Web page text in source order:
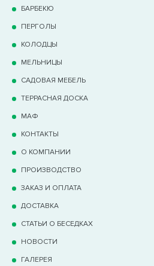
БАРБЕКЮ
ПЕРГОЛЫ
КОЛОДЦЫ
МЕЛЬНИЦЫ
САДОВАЯ МЕБЕЛЬ
ТЕРРАCНАЯ ДОСКА
МАФ
КОНТАКТЫ
О КОМПАНИИ
ПРОИЗВОДСТВО
ЗАКАЗ И ОПЛАТА
ДОСТАВКА
СТАТЬИ О БЕСЕДКАХ
НОВОСТИ
ГАЛЕРЕЯ